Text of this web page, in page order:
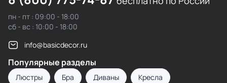
пн - пт : 09:00 - 18:00
сб - вс : 10:00 - 18:00
info@basicdecor.ru
Популярные разделы
Люстры Бра Диваны Кресла